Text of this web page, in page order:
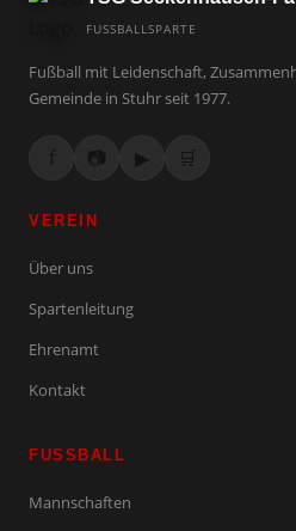
FUSSBALLSPARTE
Fußball mit Leidenschaft,
Gemeinde in Stuhr seit 1977.
f 📷 ▶ 🛒
VEREIN
Über uns
Spartenleitung
Ehrenamt
Kontakt
FUSSBALL
Mannschaften